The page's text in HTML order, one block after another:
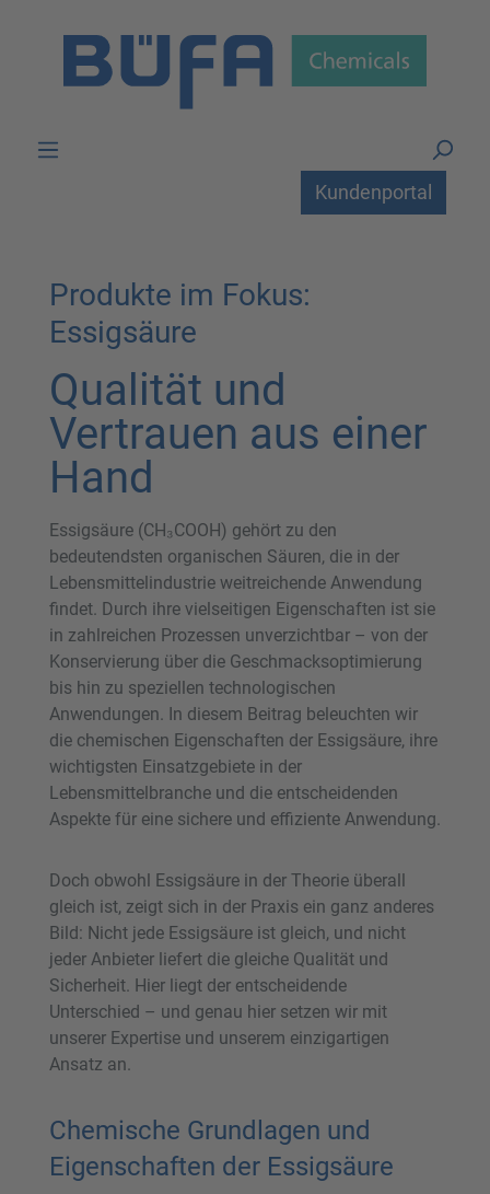
Kundenportal
Produkte im Fokus:
Essigsäure
Qualität und
Vertrauen aus einer
Hand
Essigsäure (CH₃COOH) gehört zu den
bedeutendsten organischen Säuren, die in der
Lebensmittelindustrie weitreichende Anwendung
findet. Durch ihre vielseitigen Eigenschaften ist sie
in zahlreichen Prozessen unverzichtbar – von der
Konservierung über die Geschmacksoptimierung
bis hin zu speziellen technologischen
Anwendungen. In diesem Beitrag beleuchten wir
die chemischen Eigenschaften der Essigsäure, ihre
wichtigsten Einsatzgebiete in der
Lebensmittelbranche und die entscheidenden
Aspekte für eine sichere und effiziente Anwendung.
Doch obwohl Essigsäure in der Theorie überall
gleich ist, zeigt sich in der Praxis ein ganz anderes
Bild: Nicht jede Essigsäure ist gleich, und nicht
jeder Anbieter liefert die gleiche Qualität und
Sicherheit. Hier liegt der entscheidende
Unterschied – und genau hier setzen wir mit
unserer Expertise und unserem einzigartigen
Ansatz an.
Chemische Grundlagen und
Eigenschaften der Essigsäure